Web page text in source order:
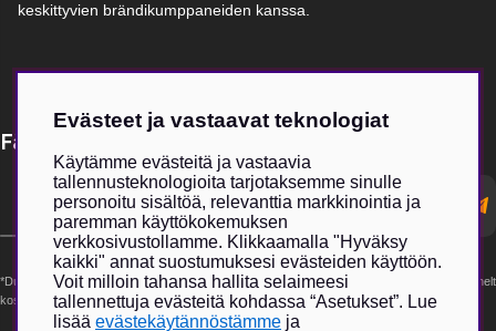
keskittyvien brändikumppaneiden kanssa.
Få Magasin Vildmarken direkt till din e-post!*
postadress
*Du kan även få erbjudanden och nyheter från samarbetspartners. Din prenumeration är helt
kostnadsfri och kan avslutas när som helst.
Evästeet ja vastaavat teknologiat
Käytämme evästeitä ja vastaavia
tallennusteknologioita tarjotaksemme sinulle
personoitu sisältöä, relevanttia markkinointia ja
paremman käyttökokemuksen
verkkosivustollamme. Klikkaamalla "Hyväksy
kaikki" annat suostumuksesi evästeiden käyttöön.
Voit milloin tahansa hallita selaimeesi
tallennettuja evästeitä kohdassa “Asetukset”. Lue
lisää evästekäytännöstämme ja